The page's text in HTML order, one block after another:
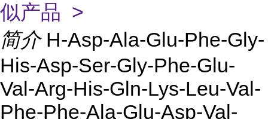
似产品 >
简介 H-Asp-Ala-Glu-Phe-Gly-
His-Asp-Ser-Gly-Phe-Glu-
Val-Arg-His-Gln-Lys-Leu-Val-
Phe-Phe-Ala-Glu-Asp-Val-